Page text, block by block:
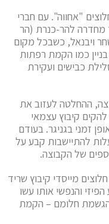
"אחווה". עם חברי
מחדרה להר-כנרת (הר
ויבנאל, כשבכל מקום
כמו הקמת רפתות
כבישים ועקירת
ההחלטה לעזוב את
קיבוץ עצמאי
זמני בגניגר. בעודם
להתיישבות קבע על
של הקבוצה.
מייסדי קיבוץ שריד
מתואר המסע הפיזי והנפשי אותו עשו
חלומם – הקמת